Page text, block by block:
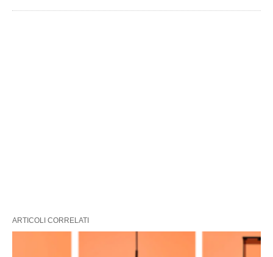
ARTICOLI CORRELATI